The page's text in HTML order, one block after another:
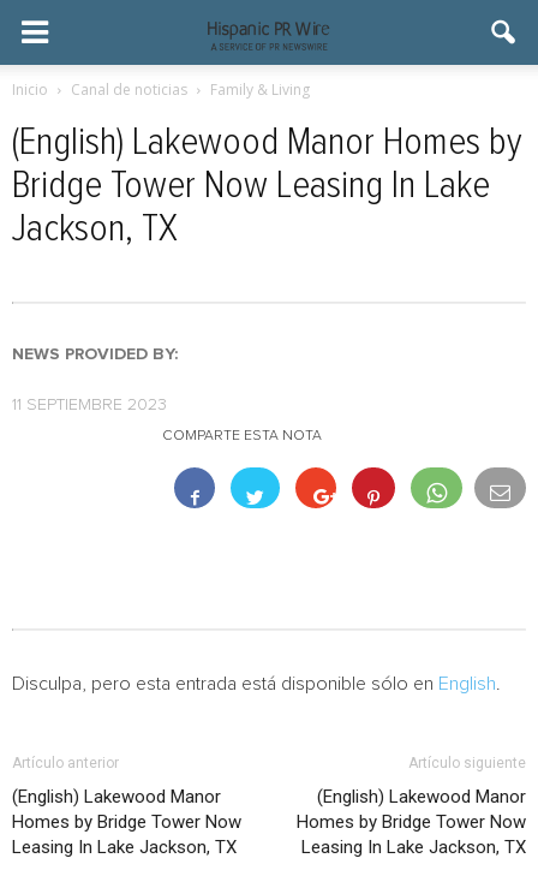
Inicio Canal de noticias Family & Living
(English) Lakewood Manor Homes by
Bridge Tower Now Leasing In Lake
Jackson, TX
NEWS PROVIDED BY:
11 SEPTIEMBRE 2023
COMPARTE ESTA NOTA
Disculpa, pero esta entrada está disponible sólo en English
Artículo anterior
(English) Lakewood Manor
Homes by Bridge Tower Now
Leasing In Lake Jackson, TX
Artículo siguiente
(English) Lakewood Manor
Homes by Bridge Tower Now
Leasing In Lake Jackson, TX